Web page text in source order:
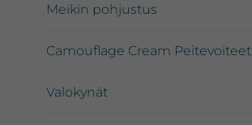
Meikin pohjustus
Camouflage Cream Peitevoiteet
Valokynät